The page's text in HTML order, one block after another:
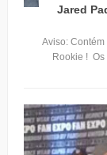
Jared
Aviso:
Rookie !